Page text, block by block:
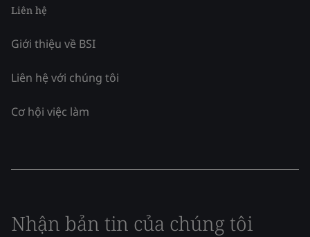
Liên hệ
Giới thiệu về BSI
Liên hệ với chúng tôi
Cơ hội việc làm
Nhận bản tin của chúng tôi